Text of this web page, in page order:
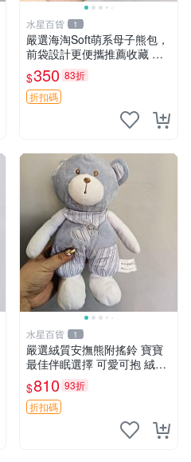
水星百貨 1
嚴選海淘Soft萌系母子熊包，
前袋設計更便攜推薦收藏 母
子熊 軟綿綿 包包
$350 83折
折扣碼
水星百貨 1
嚴選絨質安撫熊附搖鈴 寶寶
最佳伴眠選擇 可愛可抱 絨毛
玩具 安撫熊 嬰兒用
$810 93折
折扣碼